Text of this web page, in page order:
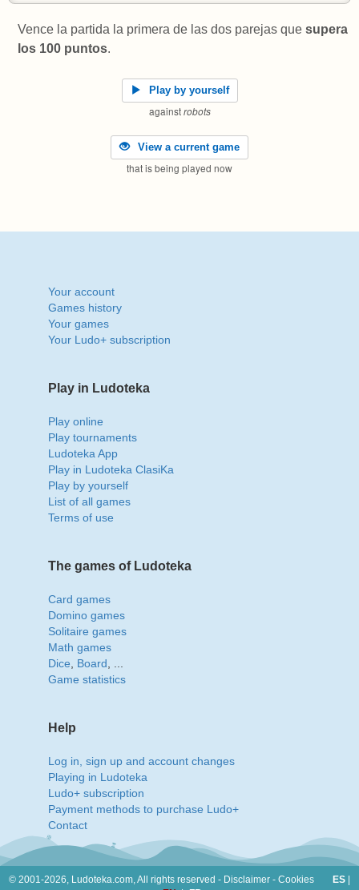
Vence la partida la primera de las dos parejas que supera
los 100 puntos.
Play by yourself
againstrobots
View a current game
that is being played now
Your account
Games history
Your games
Your Ludo+ subscription
Play in Ludoteka
Play online
Play tournaments
Ludoteka App
Play in Ludoteka ClasiKa
Play by yourself
List of all games
Terms of use
The games of Ludoteka
Card games
Domino games
Solitaire games
Math games
Dice
Board
Game statistics
Help
Log in, sign up and account changes
Playing in Ludoteka
Ludo+ subscription
Payment methods to purchase Ludo+
Contact
© 2001-2026, Ludoteka.com,All rights reserved - Disclaimer - Cookies ES